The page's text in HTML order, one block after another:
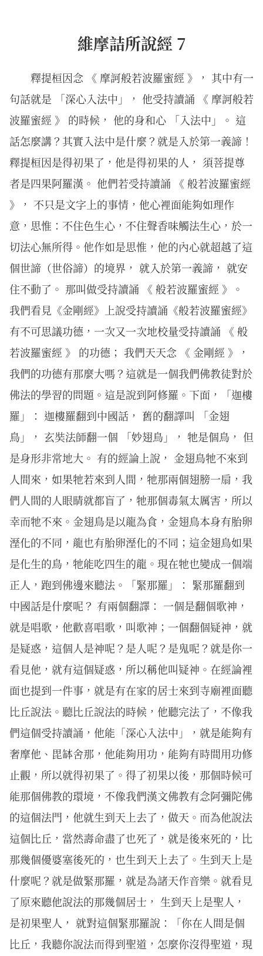
維摩詰所說經 7
釋提桓因念 《 摩訶般若波羅蜜經 》， 其中有一
句話就是 「深心入法中」， 他受持讀誦 《 摩訶般若
波羅蜜經 》 的時候， 他的身和心 「入法中」。 這
話怎麼講？其實入法中是什麼？就是入於第一義諦！
釋提桓因是得初果了，他是得初果的人， 須菩提尊
者是四果阿羅漢。 他們若受持讀誦 《 般若波羅蜜經
》， 不只是文字上的事情，他心裡面能夠如理作
意，思惟：不住色生心，不住聲香味觸法生心，於一
切法心無所得。他作如是思惟，他的內心就超越了這
個世諦（世俗諦）的境界， 就入於第一義諦， 就安
住不動了。 那叫做受持讀誦 《 般若波羅蜜經 》。
我們看見《金剛經》上說受持讀誦《般若波羅蜜經》
有不可思議功德，一次又一次地校量受持讀誦 《 般
若波羅蜜經 》 的功德； 我們天天念 《 金剛經 》，
我們的功德有那麼大嗎？這就是一個我們佛教徒對於
佛法的學習的問題。這是說到阿修羅。下面，「迦樓
羅」： 迦樓羅翻到中國話， 舊的翻譯叫 「金翅
鳥」， 玄奘法師翻一個 「妙翅鳥」， 牠是個鳥， 但
是身形非常地大。 有的經論上說， 金翅鳥牠不來到
人間來，如果牠若來到人間，牠那兩個翅膀一扇，我
們人間的人眼睛就都盲了，牠那個毒氣太厲害，所以
幸而牠不來。金翅鳥是以龍為食，金翅鳥本身有胎卵
溼化的不同，龍也有胎卵溼化的不同；這金翅鳥如果
是化生的鳥，牠能吃四生的龍。現在牠也變成一個端
正人，跑到佛邊來聽法。「緊那羅」： 緊那羅翻到
中國話是什麼呢？ 有兩個翻譯： 一個是翻個歌神，
就是唱歌，他歡喜唱歌，叫歌神；一個翻個疑神，就
是疑惑，這個人是神呢？是人呢？是鬼呢？就是你一
看見他，就有這個疑惑，所以稱他叫疑神。在經論裡
面也提到一件事，就是有在家的居士來到寺廟裡面聽
比丘說法。聽比丘說法的時候，他聽完法了，不像我
們這個受持讀誦，他能「深心入法中」，就是能夠有
奢摩他、毘缽舍那，他能夠用功，能夠有時間用功修
止觀，所以就得初果了。得了初果以後，那個時候可
能那個佛教的環境，不像我們漢文佛教有念阿彌陀佛
的這個法門，他就生到天上去了，做天。而為他說法
這個比丘，當然壽命盡了也死了，就是後來死的，比
那幾個優婆塞後死的，也生到天上去了。生到天上是
什麼呢？就是做緊那羅，就是為諸天作音樂。就看見
了原來聽他說法的那幾個居士， 生到天上是聖人，
是初果聖人， 就對這個緊那羅說：「你在人間是個
比丘，我聽你說法而得到聖道，怎麼你沒得聖道，現